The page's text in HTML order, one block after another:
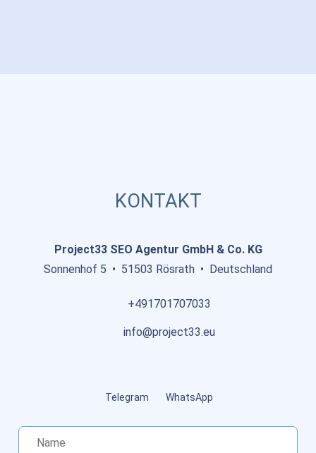
KONTAKT
Project33 SEO Agentur GmbH & Co. KG
Sonnenhof 5 • 51503 Rösrath • Deutschland
+491701707033
info@project33.eu
Telegram WhatsApp